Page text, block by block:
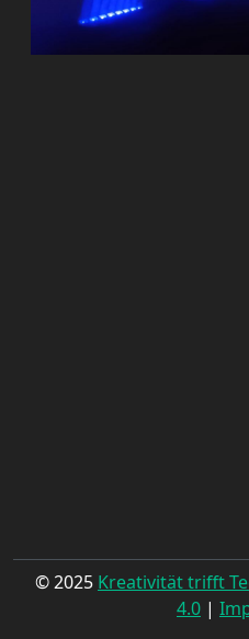
© 2025 Kreativität trifft
4.0 |